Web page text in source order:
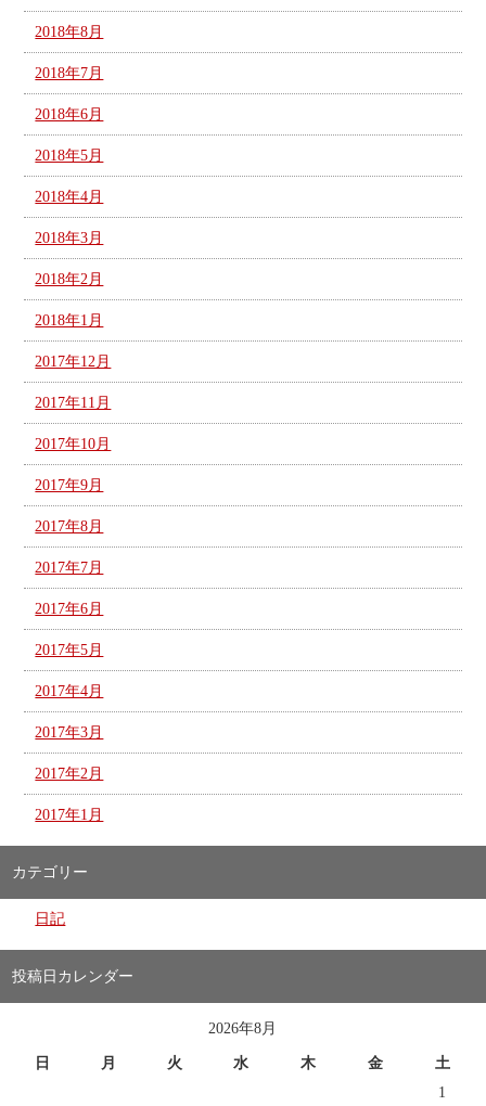
2018年8月
2018年7月
2018年6月
2018年5月
2018年4月
2018年3月
2018年2月
2018年1月
2017年12月
2017年11月
2017年10月
2017年9月
2017年8月
2017年7月
2017年6月
2017年5月
2017年4月
2017年3月
2017年2月
2017年1月
カテゴリー
日記
投稿日カレンダー
2026年8月
日 月 火 水 木 金
土
1